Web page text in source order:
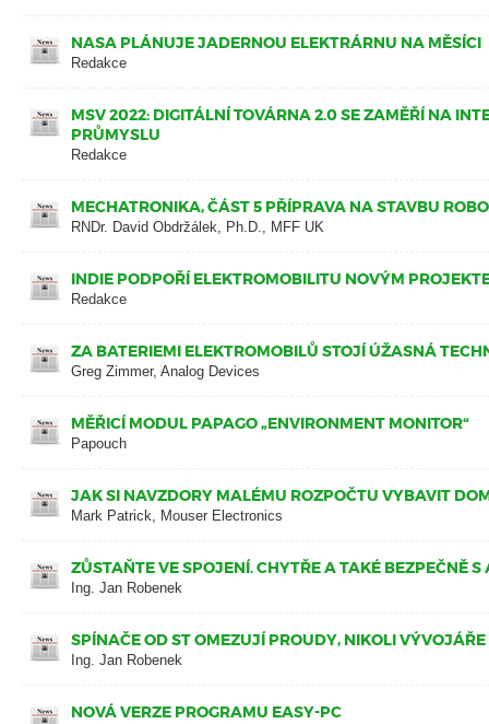
NASA PLÁNUJE JADERNOU ELEKTRÁRNU NA MĚSÍCI
Redakce
MSV 2022: DIGITÁLNÍ TOVÁRNA 2.0 SE ZAMĚŘÍ NA
PRŮMYSLU
Redakce
MECHATRONIKA, ČÁST 5 PŘÍPRAVA NA STAVBU
RNDr. David Obdržálek, Ph.D., MFF UK
INDIE PODPOŘÍ ELEKTROMOBILITU NOVÝM
Redakce
ZA BATERIEMI ELEKTROMOBILŮ STOJÍ ÚŽASNÁ
Greg Zimmer, Analog Devices
MĚŘICÍ MODUL PAPAGO „ENVIRONMENT MONITOR“
Papouch
JAK SI NAVZDORY MALÉMU ROZPOČTU VYBAVIT
Mark Patrick, Mouser Electronics
ZŮSTAŇTE VE SPOJENÍ. CHYTŘE A TAKÉ BEZPEČNĚ
Ing. Jan Robenek
SPÍNAČE OD ST OMEZUJÍ PROUDY, NIKOLI VÝVOJÁŘE
Ing. Jan Robenek
NOVÁ VERZE PROGRAMU EASY-PC